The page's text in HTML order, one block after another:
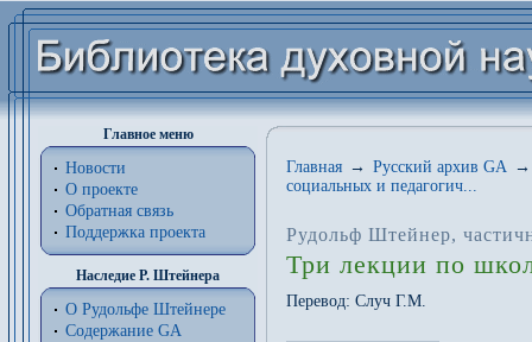
Главное меню
Новости
О проекте
Обратная связь
Поддержка проекта
Наследие Р. Штейнера
О Рудольфе Штейнере
Содержание GA
Главная → Русский архив GA →
социальных и педагогич...
Рудольф Штейнер,
Три лекции по
Перевод: Случ Г.М.